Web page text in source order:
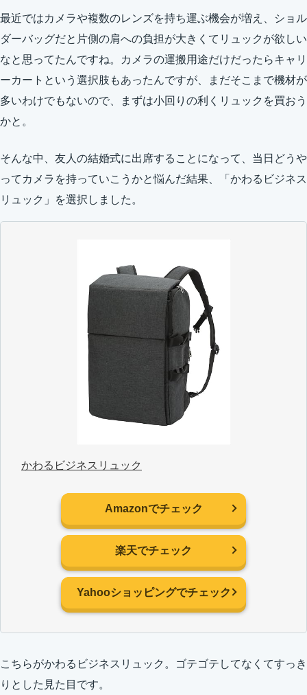
最近ではカメラや複数のレンズを持ち運ぶ機会が増え、ショル
ダーバッグだと片側の肩への負担が大きくてリュックが欲しい
なと思ってたんですね。カメラの運搬用途だけだったらキャリ
ーカートという選択肢もあったんですが、まだそこまで機材が
多いわけでもないので、まずは小回りの利くリュックを買おう
かと。
そんな中、友人の結婚式に出席することになって、当日どうや
ってカメラを持っていこうかと悩んだ結果、「かわるビジネス
リュック」を選択しました。
かわるビジネスリュック
Amazonでチェック
楽天でチェック
Yahooショッピングでチェック
こちらがかわるビジネスリュック。ゴテゴテしてなくてすっき
りとした見た目です。